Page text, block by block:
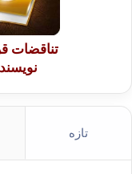
تناقضات
تازه